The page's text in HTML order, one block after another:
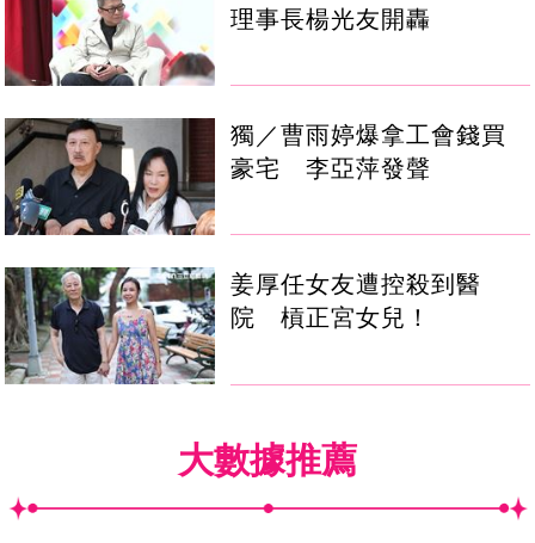
理事長楊光友開轟
獨／曹雨婷爆拿工會錢買
豪宅 李亞萍發聲
姜厚任女友遭控殺到醫
院 槓正宮女兒！
大數據推薦